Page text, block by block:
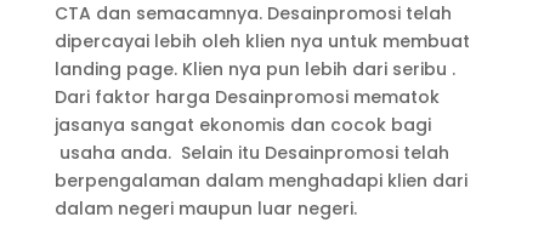
CTA dan semacamnya. Desainpromosi telah
dipercayai lebih oleh klien nya untuk membuat
landing page. Klien nya pun lebih dari seribu .
Dari faktor harga Desainpromosi mematok
jasanya sangat ekonomis dan cocok bagi
usaha anda. Selain itu Desainpromosi telah
berpengalaman dalam menghadapi klien dari
dalam negeri maupun luar negeri.